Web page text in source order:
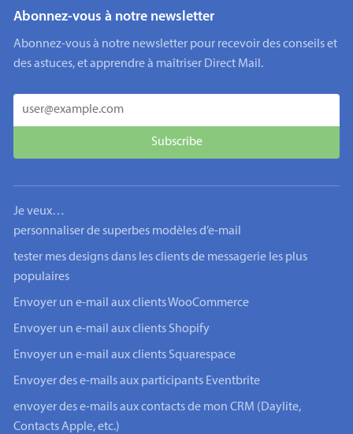
Abonnez-vous à notre newsletter
Abonnez-vous à notre newsletter pour recevoir des conseils et
des astuces, et apprendre à maîtriser Direct Mail.
Je veux…
personnaliser de superbes modèles d’e-mail
tester mes designs dans les clients de messagerie les plus
populaires
Envoyer un e-mail aux clients WooCommerce
Envoyer un e-mail aux clients Shopify
Envoyer un e-mail aux clients Squarespace
Envoyer des e-mails aux participants Eventbrite
envoyer des e-mails aux contacts de mon CRM (Daylite,
Contacts Apple, etc.)